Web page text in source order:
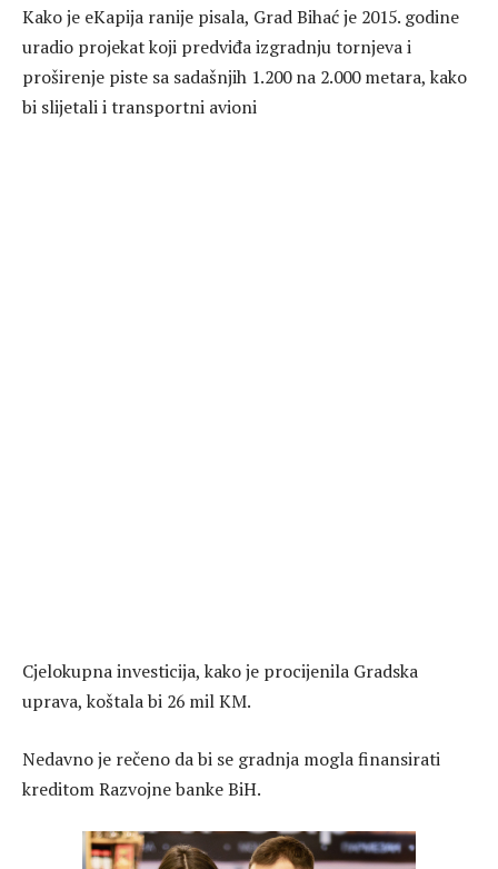
Kako je eKapija ranije pisala, Grad Bihać je 2015. godine
uradio projekat koji predviđa izgradnju tornjeva i
proširenje piste sa sadašnjih 1.200 na 2.000 metara, kako
bi slijetali i transportni avioni
Cjelokupna investicija, kako je procijenila Gradska
uprava, koštala bi 26 mil KM.
Nedavno je rečeno da bi se gradnja mogla finansirati
kreditom Razvojne banke BiH.